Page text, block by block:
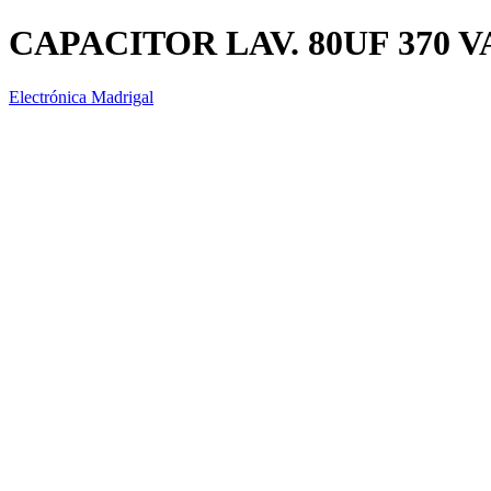
CAPACITOR LAV. 80UF 370
Electrónica Madrigal